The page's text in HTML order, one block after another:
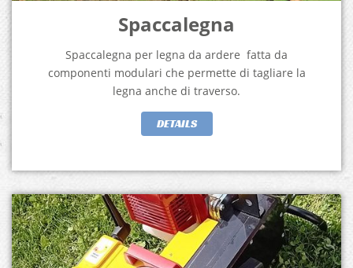
Spaccalegna
Spaccalegna per legna da ardere fatta da
componenti modulari che permette di tagliare la
legna anche di traverso.
DETAILS